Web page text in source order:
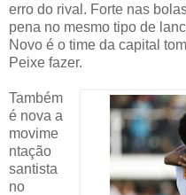
erro do rival. Forte nas
pena no mesmo tipo de
Novo é o time da capital
Peixe fazer.
Também
é nova a
movime
ntação
santista
no